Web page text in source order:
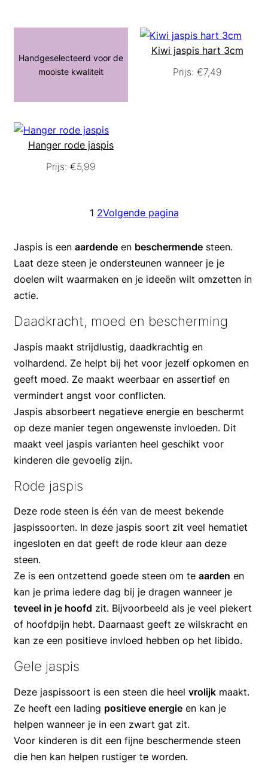
Handgeselecteerd voor de
mooiste kwaliteit
Kiwi jaspis hart 3cm
Prijs: €7,49
Hanger rode jaspis
Prijs: €5,99
1 2Volgende pagina
Jaspis is een aardende en beschermende steen.
Laat deze steen je ondersteunen wanneer je je
doelen wilt waarmaken en je ideeën wilt omzetten in
actie.
Daadkracht, moed en bescherming
Jaspis maakt strijdlustig, daadkrachtig en
volhardend. Ze helpt bij het voor jezelf opkomen en
geeft moed. Ze maakt weerbaar en assertief en
vermindert angst voor conflicten.
Jaspis absorbeert negatieve energie en beschermt
op deze manier tegen ongewenste invloeden. Dit
maakt veel jaspis varianten heel geschikt voor
kinderen die gevoelig zijn.
Rode jaspis
Deze rode steen is één van de meest bekende
jaspissoorten. In deze jaspis soort zit veel hematiet
ingesloten en dat geeft de rode kleur aan deze
steen.
Ze is een ontzettend goede steen om te aarden en
kan je prima iedere dag bij je dragen wanneer je
teveel in je hoofd zit. Bijvoorbeeld als je veel piekert
of hoofdpijn hebt. Daarnaast geeft ze wilskracht en
kan ze een positieve invloed hebben op het libido.
Gele jaspis
Deze jaspissoort is een steen die heel vrolijk maakt.
Ze heeft een lading positieve energie en kan je
helpen wanneer je in een zwart gat zit.
Voor kinderen is dit een fijne beschermende steen
die hen kan helpen rustiger te worden.